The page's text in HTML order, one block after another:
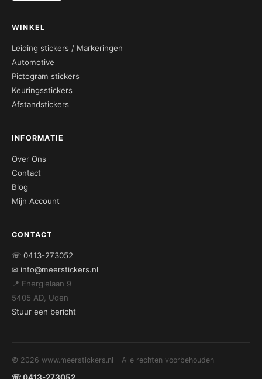
WINKEL
Leiding stickers / Markeringen
Automotive
Pictogram stickers
Keuringsstickers
Afstandstickers
INFORMATIE
Over Ons
Contact
Blog
Mijn Account
CONTACT
☏ 0413-273052
✉ info@meerstickers.nl
📍 Energielaan 9
5405 AD, Uden
Stuur een bericht
© 2026 www.meerstickers.nl – Alle rechten voorbehouden